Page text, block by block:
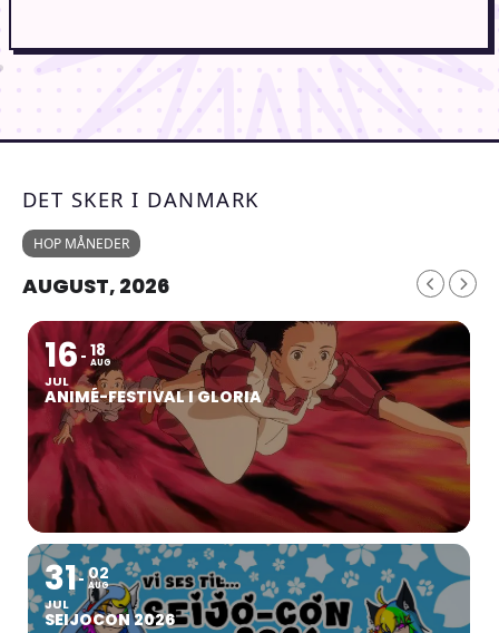
DET SKER I DANMARK
HOP MÅNEDER
AUGUST, 2026
16
JUL
18
AUG
ANIMÉ-FESTIVAL I GLORIA
31
JUL
02
AUG
SEIJOCON 2026